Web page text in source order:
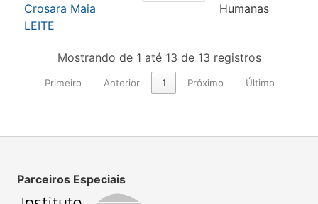
Crosara Maia
LEITE
Humanas
Mostrando de 1 até 13 de 13 registros
Primeiro Anterior 1 Próximo Último
Parceiros Especiais